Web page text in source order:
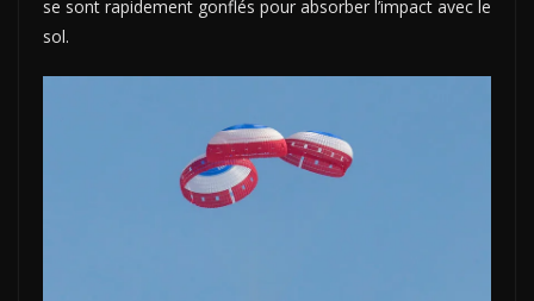
se sont rapidement gonflés pour absorber l’impact avec le
sol.